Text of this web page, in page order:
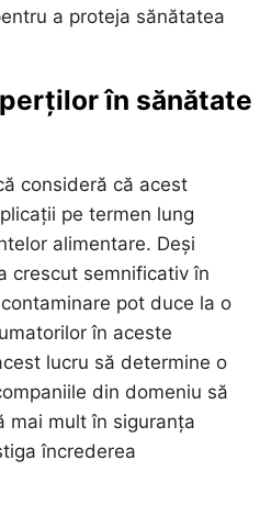
a proteja sănătatea
în sănătate
consideră că acest
pe termen lung
alimentare. Deși
crescut semnificativ în
pot duce la o
în aceste
lucru să determine o
din domeniu să
mai mult în siguranța
încrederea